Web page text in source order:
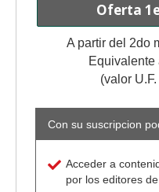
Oferta
A partir del 2do
Equivalente
(valor
Con su suscripcion
Acceder a
por los editores